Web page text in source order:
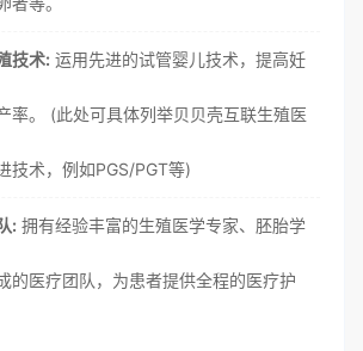
技术: 运用先进的试管婴儿技术，提高妊
率。 (此处可具体列举贝贝壳互联生殖医
技术，例如PGS/PGT等)
: 拥有经验丰富的生殖医学专家、胚胎学
的医疗团队，为患者提供全程的医疗护